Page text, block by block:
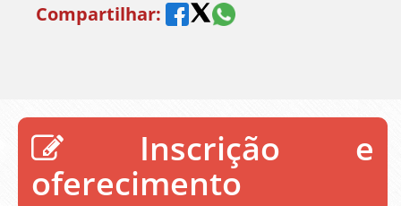
Compartilhar:
Inscrição e
oferecimento